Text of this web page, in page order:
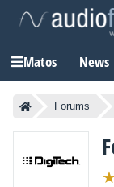
Matos News
Forums